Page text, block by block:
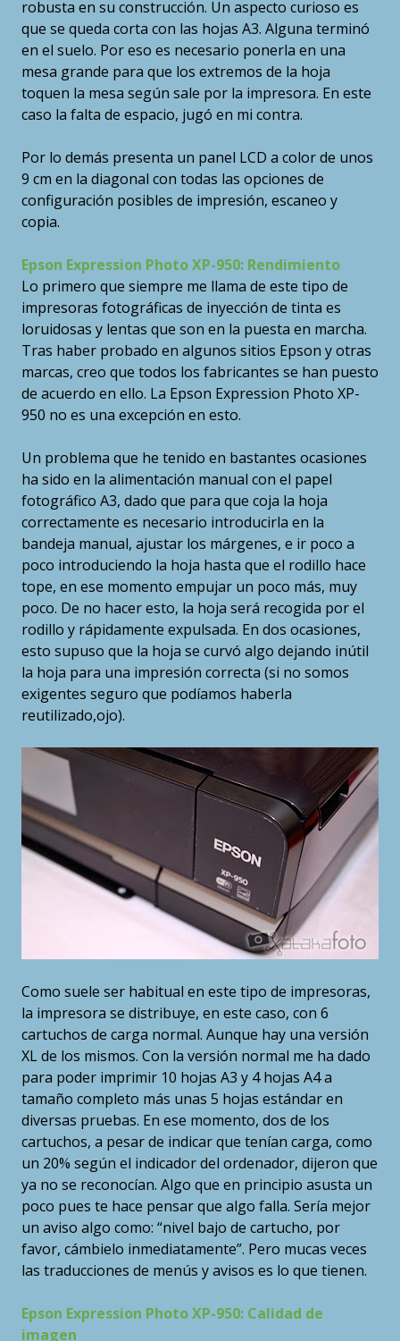
robusta en su construcción. Un aspecto curioso es
que se queda corta con las hojas A3. Alguna terminó
en el suelo. Por eso es necesario ponerla en una
mesa grande para que los extremos de la hoja
toquen la mesa según sale por la impresora. En este
caso la falta de espacio, jugó en mi contra.
Por lo demás presenta un panel LCD a color de unos
9 cm en la diagonal con todas las opciones de
configuración posibles de impresión, escaneo y
copia.
Epson Expression Photo XP-950: Rendimiento
Lo primero que siempre me llama de este tipo de
impresoras fotográficas de inyección de tinta es
loruidosas y lentas que son en la puesta en marcha.
Tras haber probado en algunos sitios Epson y otras
marcas, creo que todos los fabricantes se han puesto
de acuerdo en ello. La Epson Expression Photo XP-
950 no es una excepción en esto.
Un problema que he tenido en bastantes ocasiones
ha sido en la alimentación manual con el papel
fotográfico A3, dado que para que coja la hoja
correctamente es necesario introducirla en la
bandeja manual, ajustar los márgenes, e ir poco a
poco introduciendo la hoja hasta que el rodillo hace
tope, en ese momento empujar un poco más, muy
poco. De no hacer esto, la hoja será recogida por el
rodillo y rápidamente expulsada. En dos ocasiones,
esto supuso que la hoja se curvó algo dejando inútil
la hoja para una impresión correcta (si no somos
exigentes seguro que podíamos haberla
reutilizado,ojo).
Como suele ser habitual en este tipo de impresoras,
la impresora se distribuye, en este caso, con 6
cartuchos de carga normal. Aunque hay una versión
XL de los mismos. Con la versión normal me ha dado
para poder imprimir 10 hojas A3 y 4 hojas A4 a
tamaño completo más unas 5 hojas estándar en
diversas pruebas. En ese momento, dos de los
cartuchos, a pesar de indicar que tenían carga, como
un 20% según el indicador del ordenador, dijeron que
ya no se reconocían. Algo que en principio asusta un
poco pues te hace pensar que algo falla. Sería mejor
un aviso algo como: “nivel bajo de cartucho, por
favor, cámbielo inmediatamente”. Pero mucas veces
las traducciones de menús y avisos es lo que tienen.
Epson Expression Photo XP-950: Calidad de
imagen